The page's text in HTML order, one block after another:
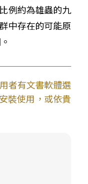
例約為雄蟲的九
中存在的可能原
者有文書軟體選
裝使用，或依貴